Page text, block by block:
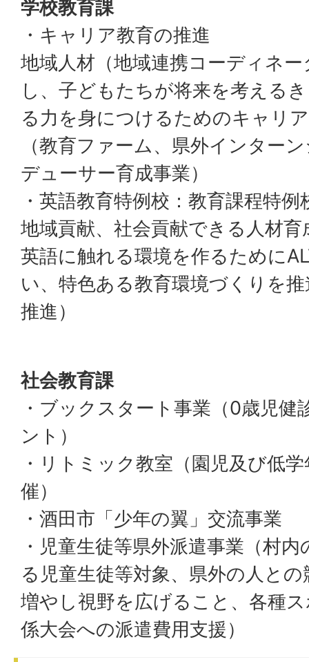
学校教育課
・キャリア教育の推進
地域人材（地域連携コーディネ
し、子どもたちが将来を考える
る力を身につけるためのキャリ
（教育ファーム、県外インター
デューサー育成事業）
・英語教育特例校：教育課程特
地域貢献、社会貢献できる人材
英語に触れる環境を作るために
い、特色ある教育環境づくりを
推進）
社会教育課
・ブックスタート事業（0歳児健
ント）
・リトミック教室（園児及び低
催）
・酒田市「少年の翼」交流事業
・児童生徒等県外派遣事業（村
る児童生徒等対象、県外の人と
増やし視野を広げること、各種
係大会への派遣費用支援）